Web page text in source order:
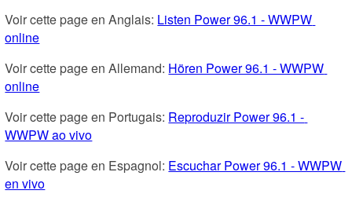
Voir cette page en Anglais: Listen Power 96.1 - WWPW
online
Voir cette page en Allemand: Hören Power 96.1 - WWPW
online
Voir cette page en Portugais: Reproduzir Power 96.1 -
WWPW ao vivo
Voir cette page en Espagnol: Escuchar Power 96.1 - WWPW
en vivo